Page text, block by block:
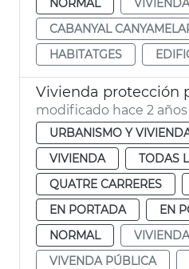
CABANYAL
HABITATGES
Vivienda protección
modificado hace 2 años
URBANISMO Y
VIVIENDA
TODAS
QUATRE CARRERES
EN PORTADA
EN
NORMAL
VIVENDA PÚBLICA